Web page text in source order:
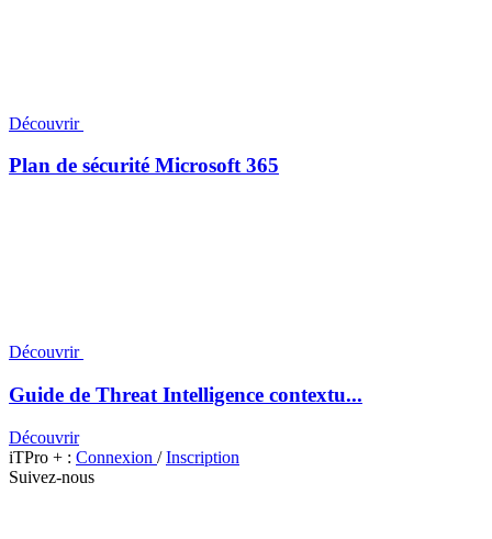
Découvrir
Plan de sécurité Microsoft 365
Découvrir
Guide de Threat Intelligence contextu...
Découvrir
iTPro + : Connexion /Inscription
Suivez-nous